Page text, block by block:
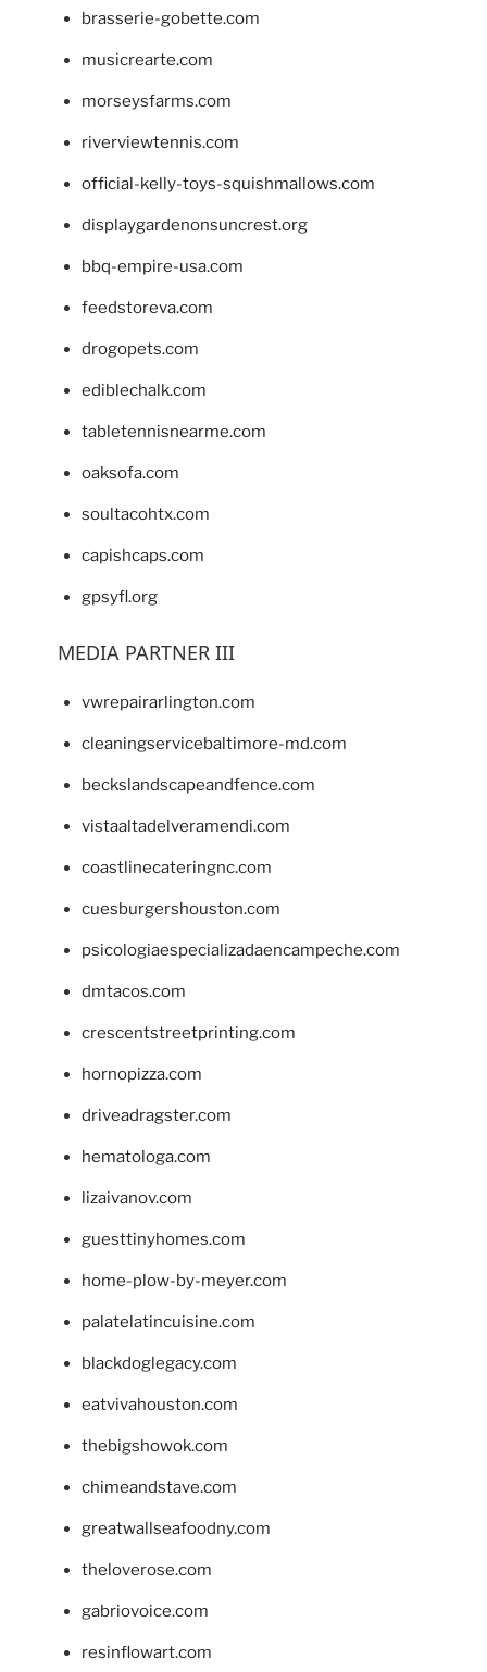
brasserie-gobette.com
musicrearte.com
morseysfarms.com
riverviewtennis.com
official-kelly-toys-squishmallows.com
displaygardenonsuncrest.org
bbq-empire-usa.com
feedstoreva.com
drogopets.com
ediblechalk.com
tabletennisnearme.com
oaksofa.com
soultacohtx.com
capishcaps.com
gpsyfl.org
MEDIA PARTNER III
vwrepairarlington.com
cleaningservicebaltimore-md.com
beckslandscapeandfence.com
vistaaltadelveramendi.com
coastlinecateringnc.com
cuesburgershouston.com
psicologiaespecializadaencampeche.com
dmtacos.com
crescentstreetprinting.com
hornopizza.com
driveadragster.com
hematologa.com
lizaivanov.com
guesttinyhomes.com
home-plow-by-meyer.com
palatelatincuisine.com
blackdoglegacy.com
eatvivahouston.com
thebigshowok.com
chimeandstave.com
greatwallseafoodny.com
theloverose.com
gabriovoice.com
resinflowart.com